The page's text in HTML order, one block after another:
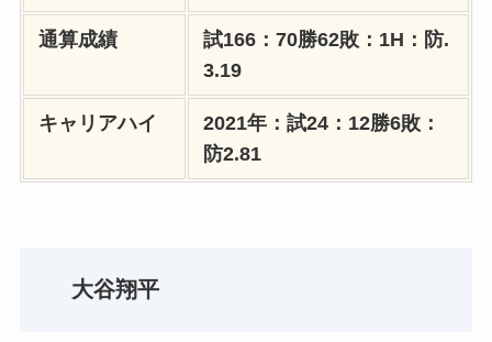
通算成績
試166：70勝62敗：1H：防.
3.19
キャリアハイ
2021年：試24：12勝6敗：
防2.81
大谷翔平